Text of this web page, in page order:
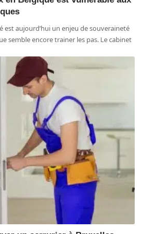
est aujourd’hui un enjeu de souveraineté
semble encore trainer les pas. Le cabinet